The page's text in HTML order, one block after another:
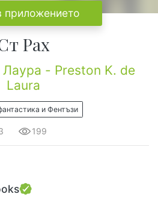
приложението
Рах
- Preston K. de
Laura
и Фентъзи
199